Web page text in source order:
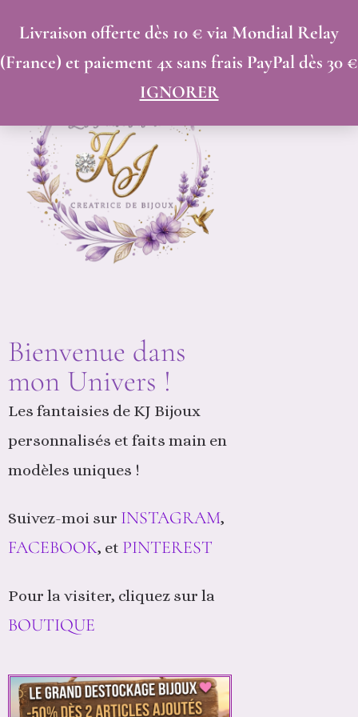
Livraison offerte dès 10 € via Mondial Relay
(France) et paiement 4x sans frais PayPal dès 30 €
IGNORER
AU
CONTENU
Bienvenue dans
mon Univers !
Les fantaisies de KJ Bijoux
personnalisés et faits main en
modèles uniques !
Suivez-moi sur INSTAGRAM,
FACEBOOK, et PINTEREST
Pour la visiter, cliquez sur la
BOUTIQUE
du
plus
récent
au
plus